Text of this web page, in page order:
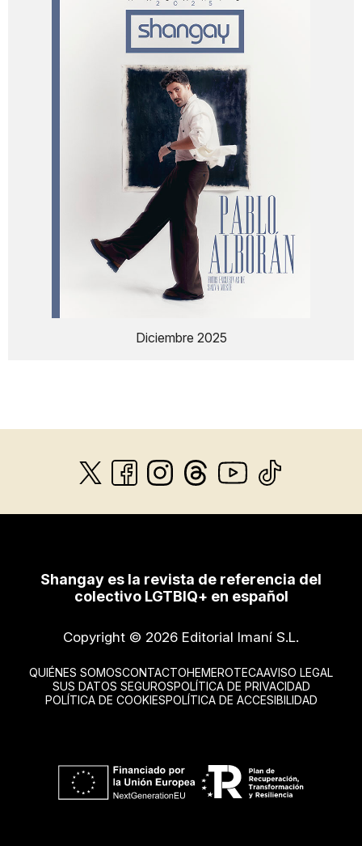
Diciembre 2025
Shangay es la revista de referencia del
colectivo LGTBIQ+ en español
Copyright © 2026 Editorial Imaní S.L.
QUIÉNES SOMOSCONTACTOHEMEROTECAAVISO LEGAL
SUS DATOS SEGUROSPOLÍTICA DE PRIVACIDAD
POLÍTICA DE COOKIESPOLÍTICA DE ACCESIBILIDAD